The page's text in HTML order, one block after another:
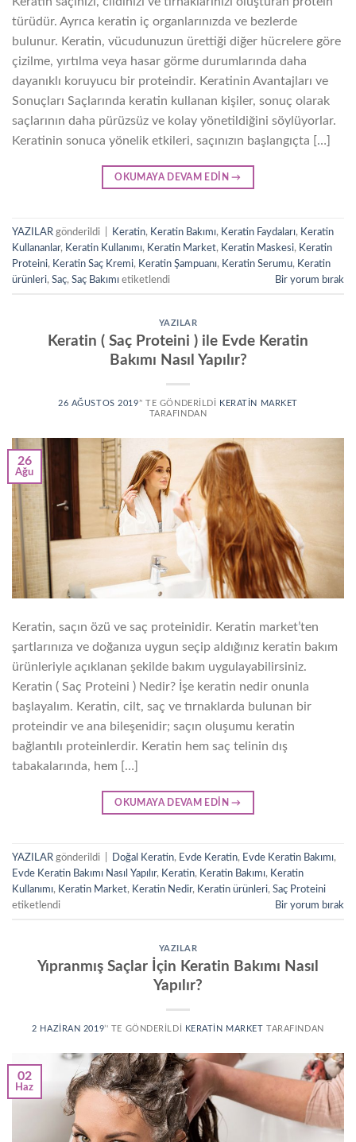
türüdür. Ayrıca keratin iç organlarınızda ve bezlerde
bulunur. Keratin, vücudunuzun ürettiği diğer hücrelere göre
çizilme, yırtılma veya hasar görme durumlarında daha
dayanıklı koruyucu bir proteindir. Keratinin Avantajları ve
Sonuçları Saçlarında keratin kullanan kişiler, sonuç olarak
saçlarının daha pürüzsüz ve kolay yönetildiğini söylüyorlar.
Keratinin sonuca yönelik etkileri, saçınızın başlangıçta […]
OKUMAYA DEVAM EDIN→
YAZILAR gönderildi Keratin, Keratin Bakımı, Keratin Faydaları, Keratin
Kullananlar, Keratin Kullanımı, Keratin Market, Keratin Maskesi, Keratin
Proteini, Keratin Saç Kremi, Keratin Şampuanı, Keratin Serumu, Keratin
ürünleri, Saç, Saç Bakımı etiketlendi Bir yorum bırak
YAZILAR
Keratin ( Saç Proteini ) ile Evde Keratin
Bakımı Nasıl Yapılır?
26 AĞUSTOS 2019’' TE GÖNDERILDI
KERATIN MARKET
TARAFINDAN
26
Ağu
Keratin, saçın özü ve saç proteinidir. Keratin market’ten
şartlarınıza ve doğanıza uygun seçip aldığınız keratin bakım
ürünleriyle açıklanan şekilde bakım uygulayabilirsiniz.
Keratin ( Saç Proteini ) Nedir? İşe keratin nedir onunla
başlayalım. Keratin, cilt, saç ve tırnaklarda bulunan bir
proteindir ve ana bileşenidir; saçın oluşumu keratin
bağlantılı proteinlerdir. Keratin hem saç telinin dış
tabakalarında, hem […]
OKUMAYA DEVAM EDIN→
YAZILAR gönderildi Doğal Keratin, Evde Keratin, Evde Keratin Bakımı,
Evde Keratin Bakımı Nasıl Yapılır, Keratin, Keratin Bakımı, Keratin
Kullanımı, Keratin Market, Keratin Nedir, Keratin ürünleri, Saç Proteini
etiketlendi
Bir yorum bırak
YAZILAR
Yıpranmış Saçlar İçin Keratin Bakımı Nasıl
Yapılır?
2 HAZIRAN 2019’' TE GÖNDERILDI KERATIN MARKET TARAFINDAN
02
Haz